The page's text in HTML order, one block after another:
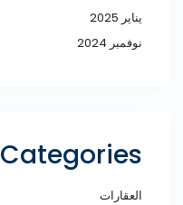
يناير 2025
نوفمبر 2024
Categories
العقارات